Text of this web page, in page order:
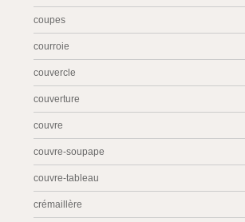
coupes
courroie
couvercle
couverture
couvre
couvre-soupape
couvre-tableau
crémaillère